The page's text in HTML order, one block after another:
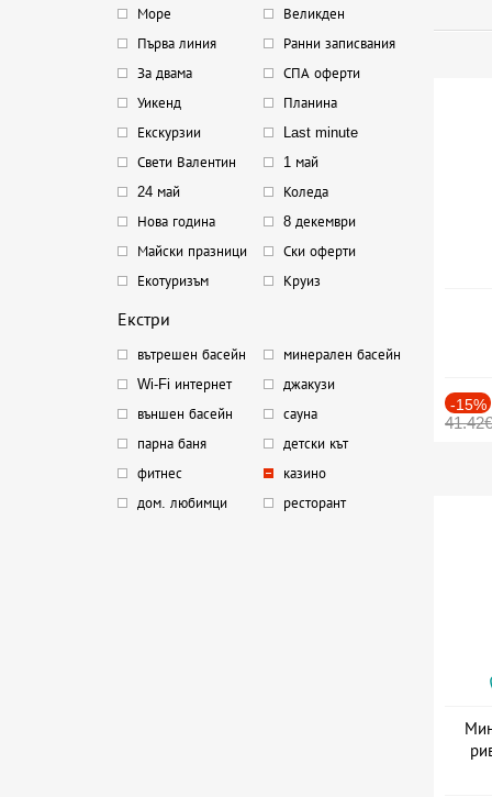
Море
Великден
Първа линия
Ранни записвания
За двама
СПА оферти
Уикенд
Планина
Екскурзии
Last minute
Свети Валентин
1 май
24 май
Коледа
Нова година
8 декември
Майски празници
Ски оферти
Екотуризъм
Круиз
Екстри
вътрешен басейн
минерален басейн
Wi-Fi интернет
джакузи
външен басейн
сауна
парна баня
детски кът
фитнес
казино
дом. любимци
ресторант
-15%
41.42€